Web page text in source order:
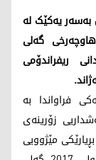
2026، نۆ ساڵ بەسەر یەکێک لە
هاوچەرخی گەلی
ریفراندۆمی
فراواندا بە
زۆرینەی
مێژوویی